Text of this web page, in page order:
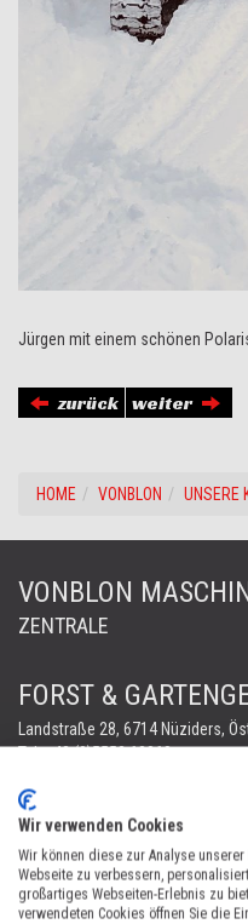
Jürgen mit einem schönen
zurück weiter
HOME VONBLON UNSERE
VONBLON
ZENTRALE
FORST &
Landstraße 28, 6714 Nüziders,
Tel:+43 (0)5552 63868
office@vonblon.cc
FORST &
AUTOMOWER
PORTABLE WINCH
Wir verwenden Cookies
Wir können diese zur Analyse
Webseite zu verbessern,
großartiges Webseiten-Erlebnis zu
verwendeten Cookies öffnen Sie die